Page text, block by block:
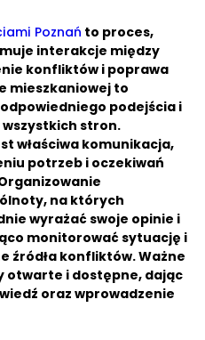
Poznań to proces,
interakcje między
konfliktów i poprawa
mieszkaniowej to
podejścia i
stron.
właściwa komunikacja,
potrzeb i oczekiwań
na których
wyrażać swoje opinie i
monitorować sytuację i
źródła konfliktów. Ważne
otwarte i dostępne, dając
oraz wprowadzenie